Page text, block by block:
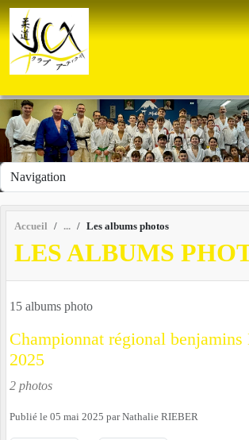
Accueil Les albums photos
LES ALBUMS
15 albums photo
Championnat régional benjamins
2025
2 photos
Publié le 05 mai 2025 parNathalie RIEBER
Panneau de gestion des cookies